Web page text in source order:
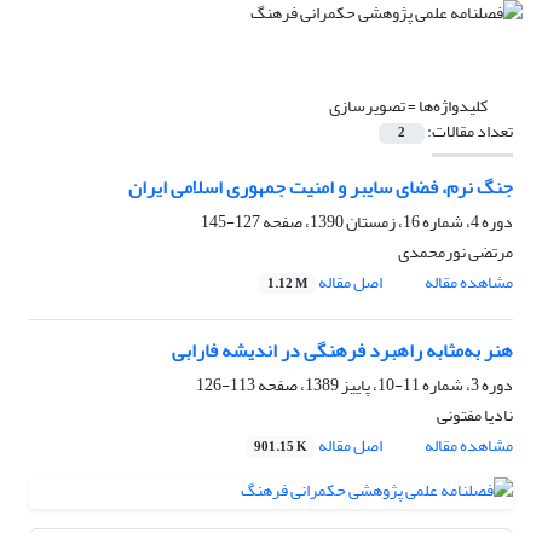
کلیدواژه‌ها =تصویرسازی
تعداد مقالات: 2
جنگ نرم، فضای سایبر و امنیت جمهوری اسلامی ایران
دوره 4، شماره 16، زمستان 1390، صفحه
127-145
مرتضی نورمحمدی
مشاهده مقاله
اصل مقاله 1.12 M
هنر به‌مثابه راهبرد فرهنگی در اندیشه فارابی
دوره 3، شماره 11-10، پاییز 1389، صفحه
113-126
نادیا مفتونی
مشاهده مقاله
اصل مقاله 901.15 K